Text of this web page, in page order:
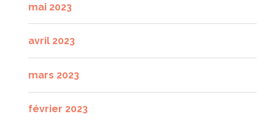
mai 2023
avril 2023
mars 2023
février 2023